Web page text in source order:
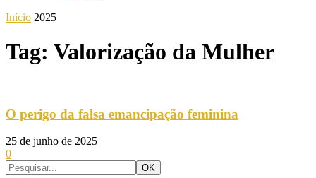
Início 2025
Tag: Valorização da Mulher
O perigo da falsa emancipação feminina
25 de junho de 2025
0